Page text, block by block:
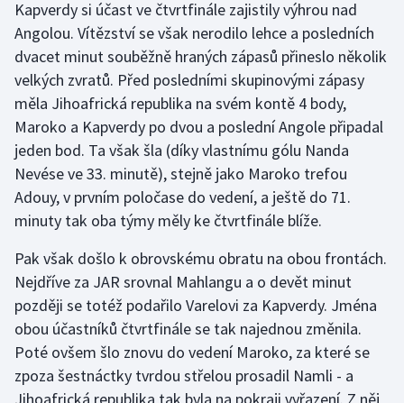
Futsal
Golf
Gymnastika
Házená
Jezdectví
Judo
Krasobruslení
Lezení
Lyže a snowboard
Kapverdy si účast ve čtvrtfinále zajistily výhrou nad
Angolou. Vítězství se však nerodilo lehce a posledních
dvacet minut souběžně hraných zápasů přineslo několik
velkých zvratů. Před posledními skupinovými zápasy
měla Jihoafrická republika na svém kontě 4 body,
Maroko a Kapverdy po dvou a poslední Angole připadal
jeden bod. Ta však šla (díky vlastnímu gólu Nanda
Nevése ve 33. minutě), stejně jako Maroko trefou
Adouy, v prvním poločase do vedení, a ještě do 71.
minuty tak oba týmy měly ke čtvrtfinále blíže.
Pak však došlo k obrovskému obratu na obou frontách.
Nejdříve za JAR srovnal Mahlangu a o devět minut
později se totéž podařilo Varelovi za Kapverdy. Jména
obou účastníků čtvrtfinále se tak najednou změnila.
Poté ovšem šlo znovu do vedení Maroko, za které se
zpoza šestnáctky tvrdou střelou prosadil Namli - a